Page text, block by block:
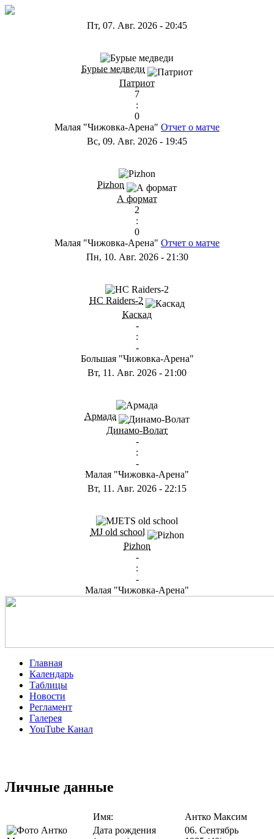
Пт, 07. Авг. 2026 - 20:45
Бурые медведи
Патриот
7
:
0
Малая "Чижовка-Арена" Отчет о матче
Вс, 09. Авг. 2026 - 19:45
Pizhon
А формат
2
:
0
Малая "Чижовка-Арена" Отчет о матче
Пн, 10. Авг. 2026- 21:30
HC Raiders-2
Каскад
-
:
-
Большая "Чижовка-Арена"
Вт, 11. Авг. 2026 - 21:00
Армада
Динамо-Волат
-
:
-
Малая "Чижовка-Арена"
Вт, 11. Авг. 2026 - 22:15
MJ old school
Pizhon
-
:
-
Малая "Чижовка-Арена"
Главная
Календарь
Таблицы
Новости
Регламент
Галерея
YouTube Канал
Личные данные
Имя:
Антко Максим
Дата рождения
06. Сентябрь